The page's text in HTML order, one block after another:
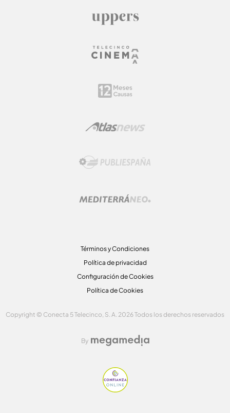
Términos y Condiciones
Política de privacidad
Configuración de Cookies
Política de Cookies
Copyright © Conecta 5 Telecinco, S. A. 2026 Todos los derechos reservados
By